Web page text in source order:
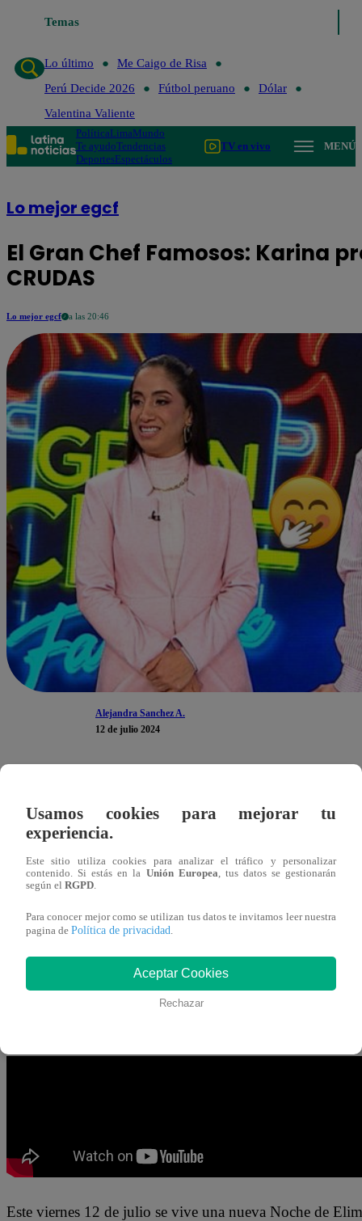
Temas
Lo último
Me Caigo de Risa
Perú Decide 2026
Fútbol peruano
Dólar
Valentina Valiente
PolíticaLimaMundo
Te ayudoTendencias
DeportesEspectáculos
TV en vivo MENÚ
Lo mejor egcf
El Gran Chef Famosos: Karina
CRUDAS
Lo mejor egcf a las 20:46
Alejandra Sanchez A.
12 de julio 2024
tolinas, el primer plato de la Noche de Eliminación en “
presentándole alimentos crudos al jurado.
TE PUEDE INTERESAR | El Gran Chef
El primero en notar los errores en el plato de Karina fue
Crudo. Recontra crudo. La proteína está durísima, el
Pero no era lo único que estaba mal en su sarza: “
Este viernes 12 de julio se vive una nueva Noche de
Usamos cookies para mejorar tu
experiencia.
Este sitio utiliza cookies para analizar el tráfico y personalizar
contenido. Si estás en la Unión Europea, tus datos se gestionarán
según el RGPD.
Para conocer mejor como se utilizan tus datos te invitamos leer nuestra
pagina de Política de privacidad.
Aceptar Cookies
Rechazar